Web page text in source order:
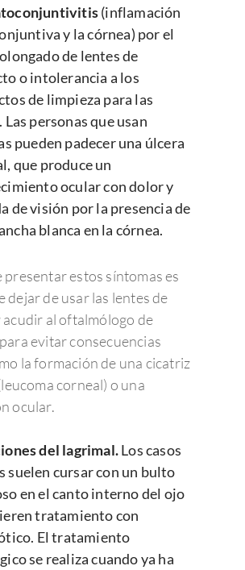
(inflamación
y la córnea) por el
de lentes de
o intolerancia a los
de limpieza para las
Las personas que usan
pueden padecer una úlcera
que produce un
ocular con dolor y
de visión por la presencia de
blanca en la córnea.
presentar estos síntomas es
dejar de usar las lentes de
al oftalmólogo de
evitar consecuencias
la formación de una cicatriz
corneal) o una
ocular.
del lagrimal.Los casos
suelen cursar con un bulto
en el canto interno del ojo
tratamiento con
El tratamiento
se realiza cuando ya ha